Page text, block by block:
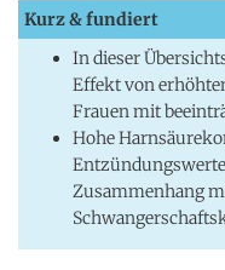
Kurz & fundiert
In dieser
Effekt von
Frauen mit
Hohe
Zusammenhang